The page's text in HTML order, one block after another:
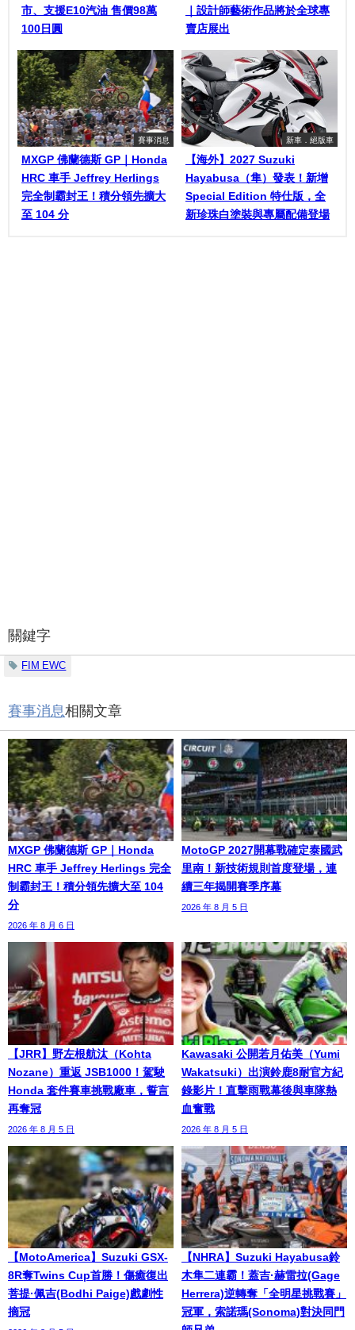
市、支援E10汽油 售價98萬
100日圓
｜設計師藝術作品將於全球專
賣店展出
賽事消息
MXGP 佛蘭德斯 GP｜Honda
HRC 車手 Jeffrey Herlings
完全制霸封王！積分領先擴大
至 104 分
新車．絕版車
【海外】2027 Suzuki
Hayabusa（隼）發表！新增
Special Edition 特仕版，全
新珍珠白塗裝與專屬配備登場
關鍵字
FIM EWC
賽事消息相關文章
MXGP 佛蘭德斯 GP｜Honda
HRC 車手 Jeffrey Herlings 完全
制霸封王！積分領先擴大至 104
分
2026 年 8 月 6 日
MotoGP 2027開幕戰確定泰國武
里南！新技術規則首度登場，連
續三年揭開賽季序幕
2026 年 8 月 5 日
【JRR】野左根航汰（Kohta
Nozane）重返 JSB1000！駕駛
Honda 套件賽車挑戰廠車，誓言
再奪冠
2026 年 8 月 5 日
Kawasaki 公開若月佑美（Yumi
Wakatsuki）出演鈴鹿8耐官方紀
錄影片！直擊雨戰幕後與車隊熱
血奮戰
2026 年 8 月 5 日
【MotoAmerica】Suzuki GSX-
8R奪Twins Cup首勝！傷癒復出
菩提·佩吉(Bodhi Paige)戲劇性
摘冠
【NHRA】Suzuki Hayabusa鈴
木隼二連霸！蓋吉·赫雷拉(Gage
Herrera)逆轉奪「全明星挑戰賽」
冠軍，索諾瑪(Sonoma)對決同門